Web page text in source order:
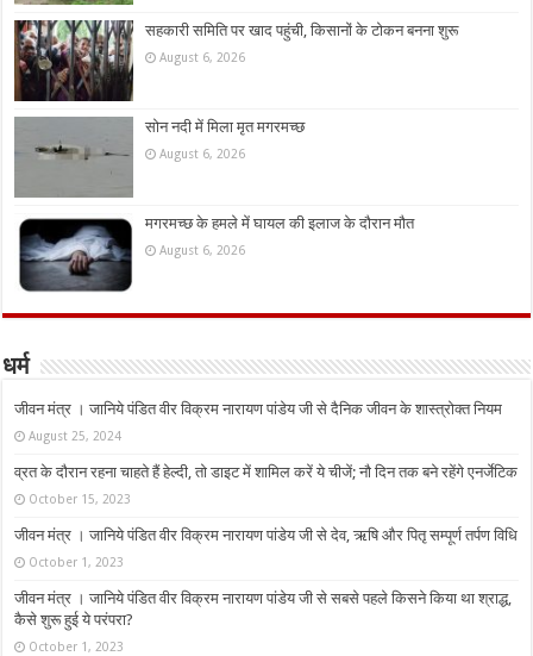
सहकारी समिति पर खाद पहुंची, किसानों के टोकन बनना शुरू
August 6, 2026
सोन नदी में मिला मृत मगरमच्छ
August 6, 2026
मगरमच्छ के हमले में घायल की इलाज के दौरान मौत
August 6, 2026
धर्म
जीवन मंत्र । जानिये पंडित वीर विक्रम नारायण पांडेय जी से दैनिक जीवन के शास्त्रोक्त नियम
August 25, 2024
व्रत के दौरान रहना चाहते हैं हेल्दी, तो डाइट में शामिल करें ये चीजें; नौ दिन तक बने रहेंगे एनर्जेटिक
October 15, 2023
जीवन मंत्र । जानिये पंडित वीर विक्रम नारायण पांडेय जी से देव, ऋषि और पितृ सम्पूर्ण तर्पण विधि
October 1, 2023
जीवन मंत्र । जानिये पंडित वीर विक्रम नारायण पांडेय जी से सबसे पहले किसने किया था श्राद्ध,
कैसे शुरू हुई ये परंपरा?
October 1, 2023